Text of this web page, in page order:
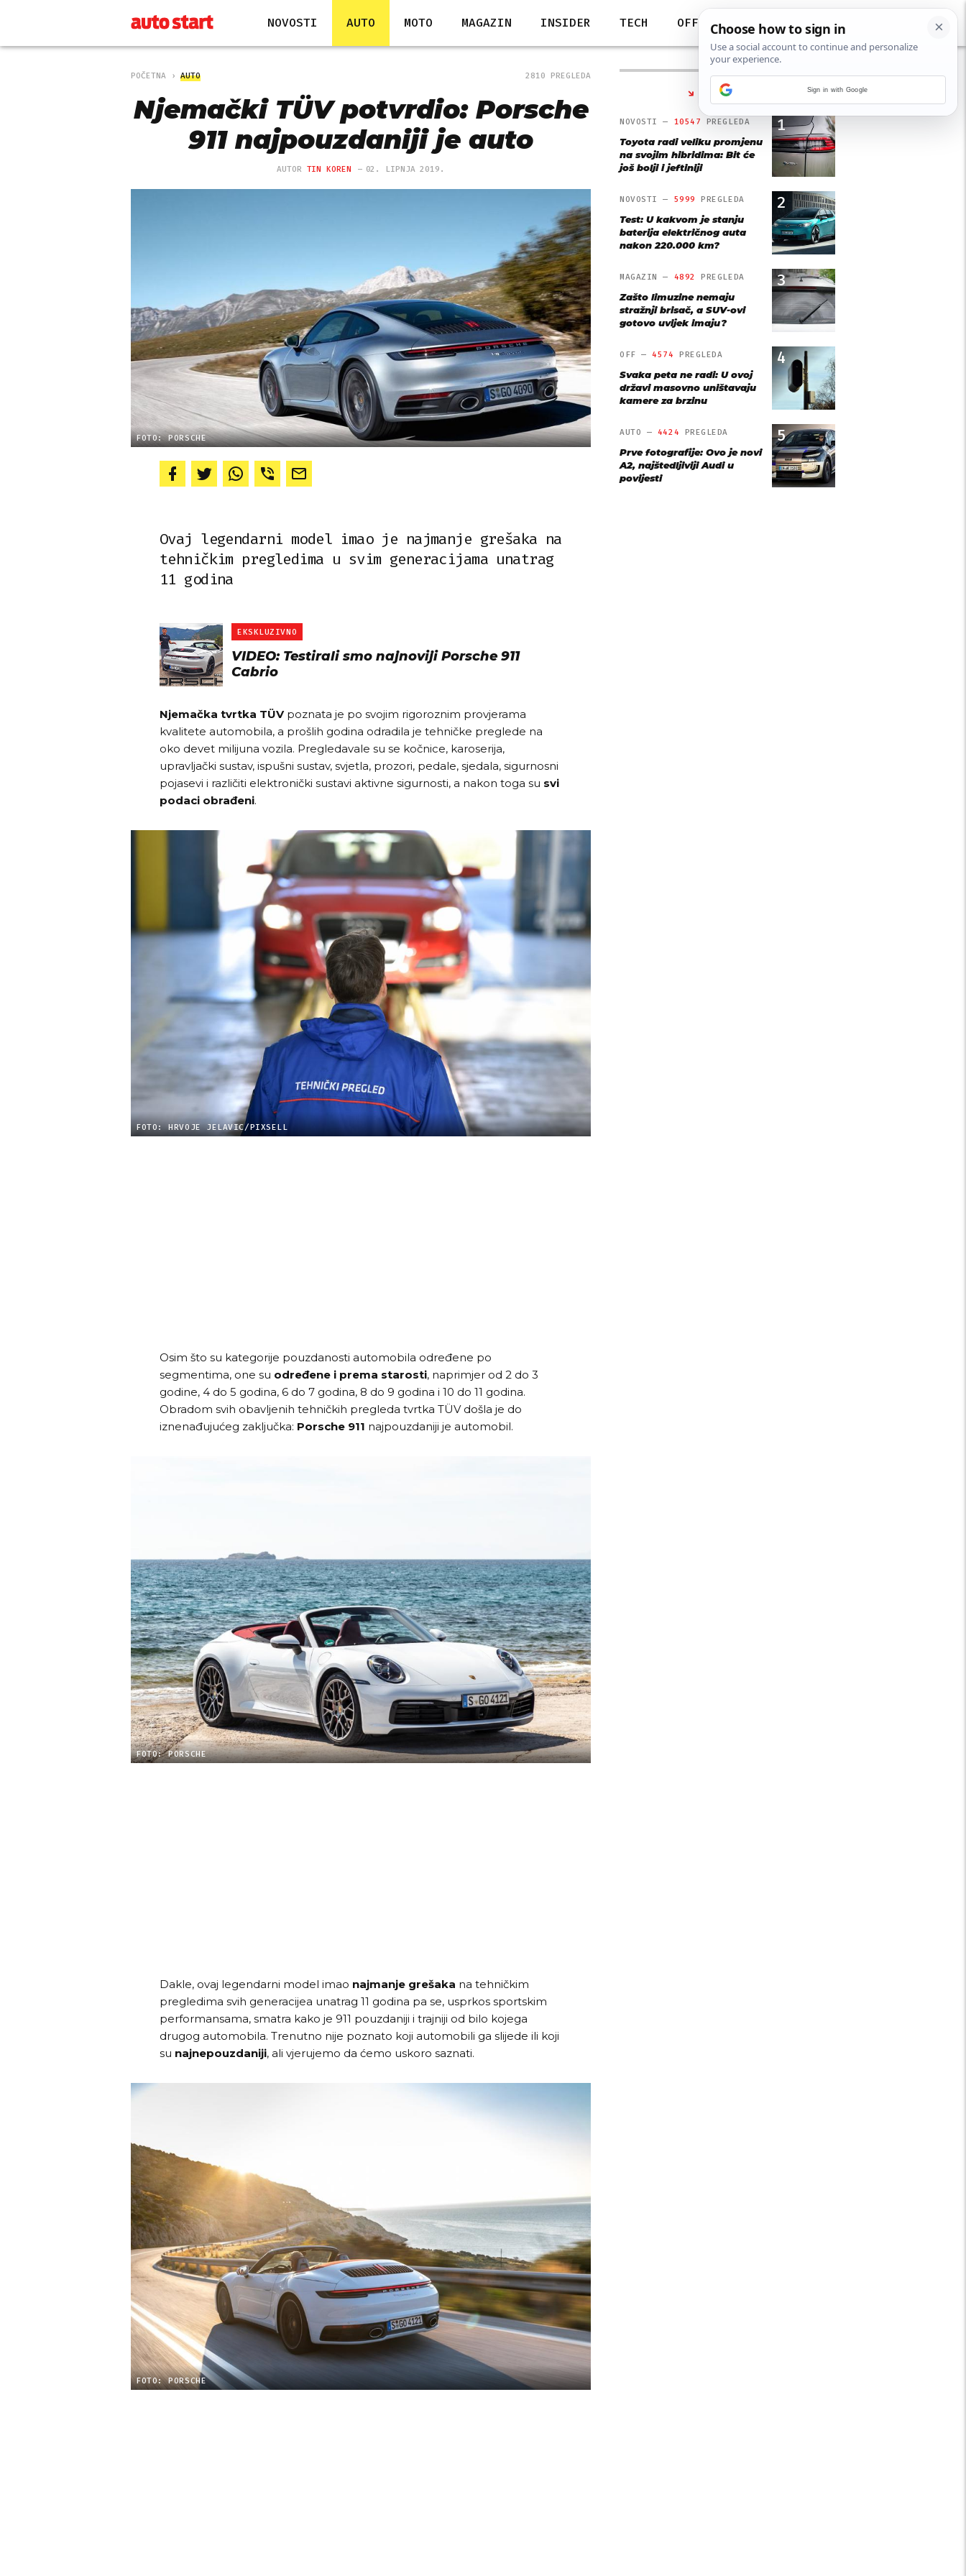
NOVOSTI AUTO MOTO MAGAZIN INSIDER TECH OFF
POČETNA AUTO 2810 PREGLEDA
Njemački TÜV potvrdio: Porsche
911 najpouzdaniji je auto
AUTOR TIN KOREN 02. LIPNJA 2019.
FOTO: PORSCHE
Ovaj legendarni model imao je najmanje grešaka na
tehničkim pregledima u svim generacijama unatrag
11 godina
EKSKLUZIVNO
VIDEO: Testirali smo najnoviji Porsche 911
Cabrio
Njemačka tvrtka TÜVpoznata je po svojim rigoroznim provjerama
kvalitete automobila, a prošlih godina odradila je tehničke preglede na
oko devet milijuna vozila. Pregledavale su se kočnice, karoserija,
upravljački sustav, ispušni sustav, svjetla, prozori, pedale, sjedala, sigurnosni
pojasevi i različiti elektronički sustavi aktivne sigurnosti, a nakon toga su svi
podaci obrađeni.
FOTO: HRVOJE JELAVIC/PIXSELL
Osim što su kategorije pouzdanosti automobila određene po
segmentima, one su određene i prema starosti, naprimjer od 2 do 3
godine, 4 do 5 godina, 6 do 7 godina, 8 do 9 godina i 10 do 11 godina.
Obradom svih obavljenih tehničkih pregleda tvrtka TÜV došla je do
iznenađujućeg zaključka: Porsche 911 najpouzdaniji je automobil.
FOTO: PORSCHE
Dakle, ovaj legendarni model imao najmanje grešaka na tehničkim
pregledima svih generacijea unatrag 11 godina pa se, usprkos sportskim
performansama, smatra kako je 911 pouzdaniji i trajniji od bilo kojega
drugog automobila. Trenutno nije poznato koji automobili ga slijede ili koji
su najnepouzdaniji, ali vjerujemo da ćemo uskoro saznati.
FOTO: PORSCHE
NAJČITANIJE
1
NOVOSTI — 10547 PREGLEDA
Toyota radi veliku promjenu
na svojim hibridima: Bit će
još bolji i jeftiniji
2
NOVOSTI — 5999 PREGLEDA
Test: U kakvom je stanju
baterija električnog auta
nakon 220.000 km?
3
MAGAZIN — 4892 PREGLEDA
Zašto limuzine nemaju
stražnji brisač, a SUV-ovi
gotovo uvijek imaju?
4
OFF —4574 PREGLEDA
Svaka peta ne radi: U ovoj
državi masovno uništavaju
kamere za brzinu
5
AUTO — 4424 PREGLEDA
Prve fotografije: Ovo je novi
A2, najštedljiviji Audi u
povijesti
Sign in with Google